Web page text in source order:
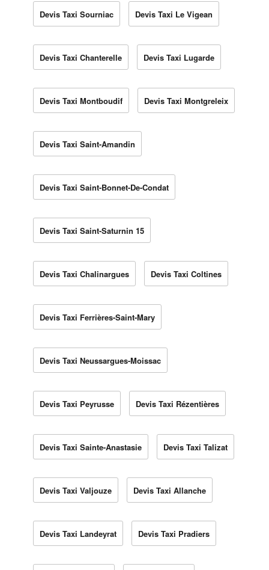
Devis Taxi Sourniac Devis Taxi Le Vigean
Devis Taxi Chanterelle Devis Taxi Lugarde
Devis Taxi Montboudif Devis Taxi Montgreleix
Devis Taxi Saint-Amandin
Devis Taxi Saint-Bonnet-De-Condat
Devis Taxi Saint-Saturnin 15
Devis Taxi Chalinargues Devis Taxi Coltines
Devis Taxi Ferrières-Saint-Mary
Devis Taxi Neussargues-Moissac
Devis Taxi Peyrusse Devis Taxi Rézentières
Devis Taxi Sainte-Anastasie Devis Taxi Talizat
Devis Taxi Valjouze Devis Taxi Allanche
Devis Taxi Landeyrat Devis Taxi Pradiers